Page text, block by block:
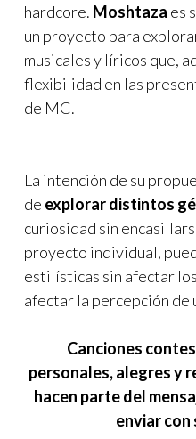
hardcore. Moshtaza es
un proyecto para
musicales y líricos que,
flexibilidad en las
de MC.
La intención de su
de explorar distintos
curiosidad sin
proyecto individual,
estilísticas sin afectar
afectar la percepción de
Canciones
personales, alegres y
hacen parte del
enviar